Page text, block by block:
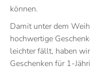
können.
Damit unter dem
hochwertige
leichter fällt, haben
Geschenken für 1-